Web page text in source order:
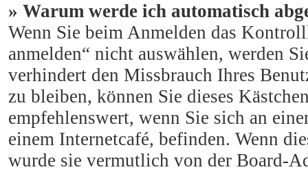
» Warum werde ich automatisch
Wenn Sie beim Anmelden das
anmelden“ nicht auswählen, werden
verhindert den Missbrauch Ihres
zu bleiben, können Sie dieses
empfehlenswert, wenn Sie sich an
einem Internetcafé, befinden. Wenn
wurde sie vermutlich von der Board-